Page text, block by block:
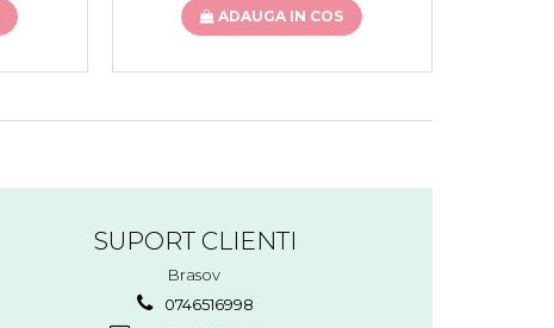
ADAUGA IN COS
SUPORT CLIENTI
Brasov
0746516998